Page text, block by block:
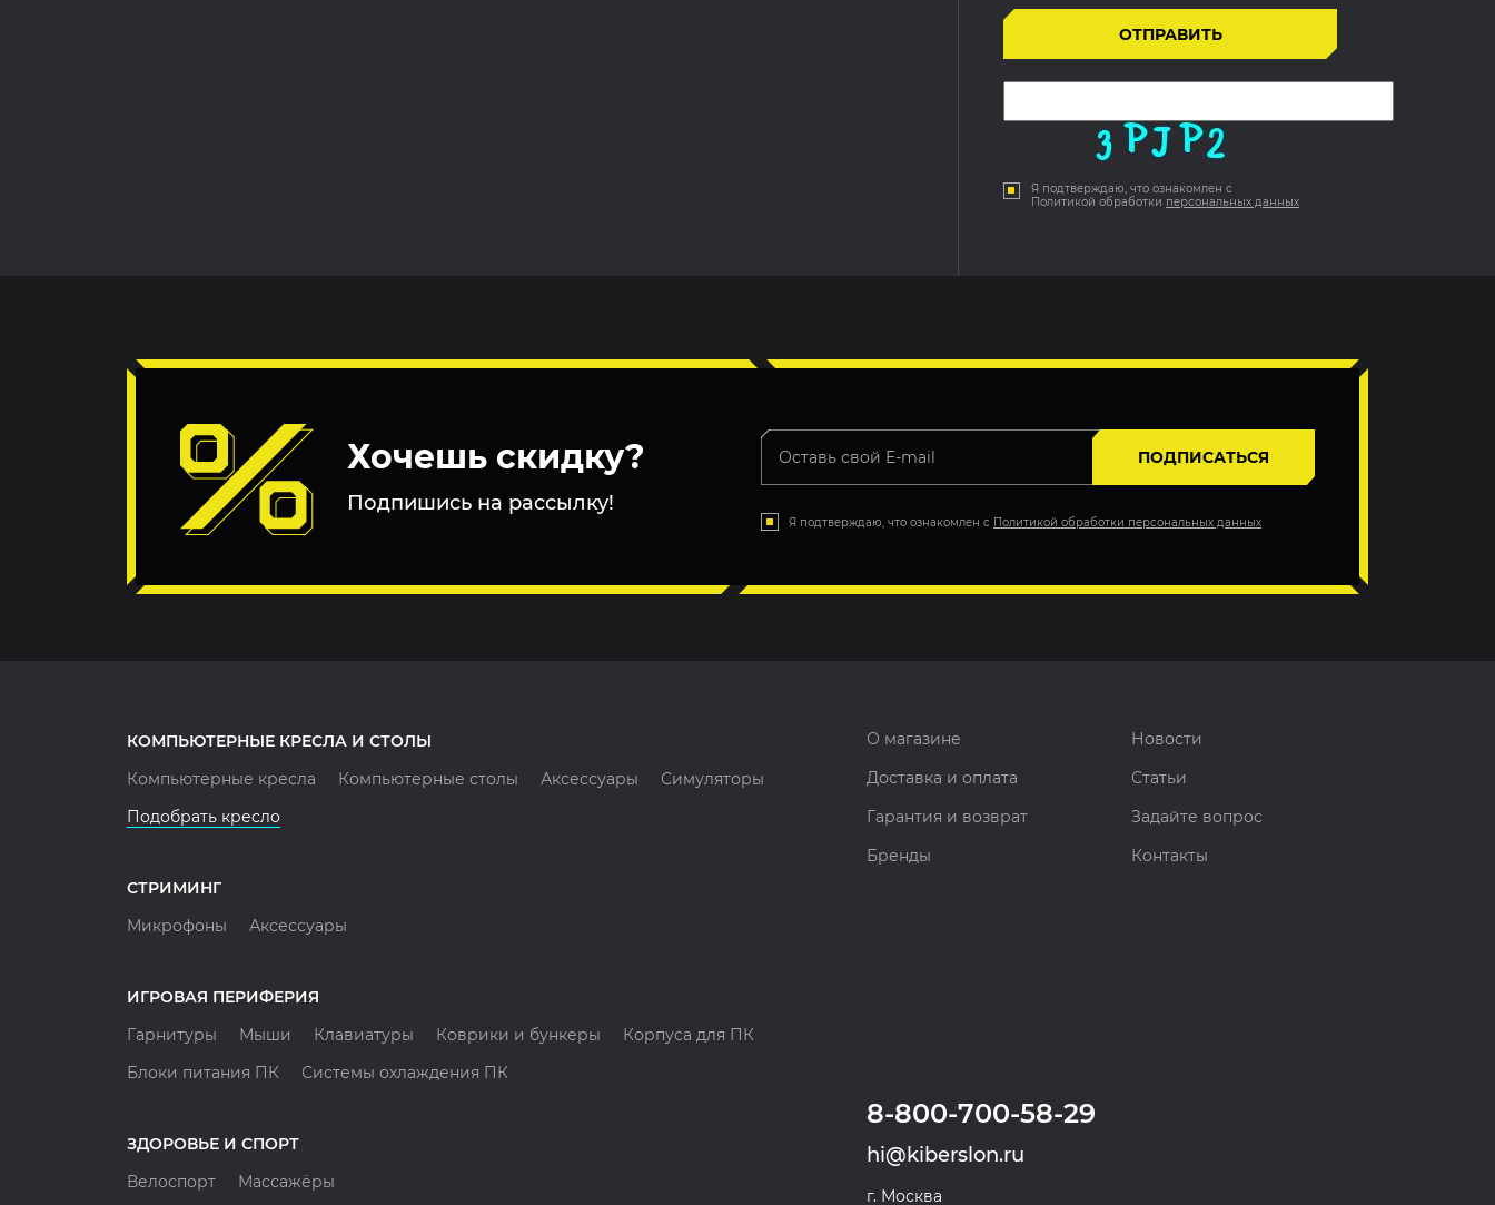
Я подтверждаю, что ознакомлен с
Политикой обработки персональных данных
Хочешь скидку?
Подпишись на рассылку!
ПОДПИСАТЬСЯ
Я подтверждаю, что ознакомлен с Политикой обработки персональных данных
КОМПЬЮТЕРНЫЕ КРЕСЛА И СТОЛЫ
Компьютерные кресла
Компьютерные столы Аксессуары
Симуляторы
Подобрать кресло
СТРИМИНГ
Микрофоны
Аксессуары
ИГРОВАЯ ПЕРИФЕРИЯ
Гарнитуры
Мыши Клавиатуры Коврики и бункеры
Корпуса для ПК
Блоки питания ПК
Системы охлаждения ПК
ЗДОРОВЬЕ И СПОРТ
Велоспорт
Массажёры
О магазине
Новости
Доставка и оплата
Статьи
Гарантия и возврат
Задайте вопрос
Бренды
Контакты
8-800-700-58-29
hi@kiberslon.ru
г. Москва